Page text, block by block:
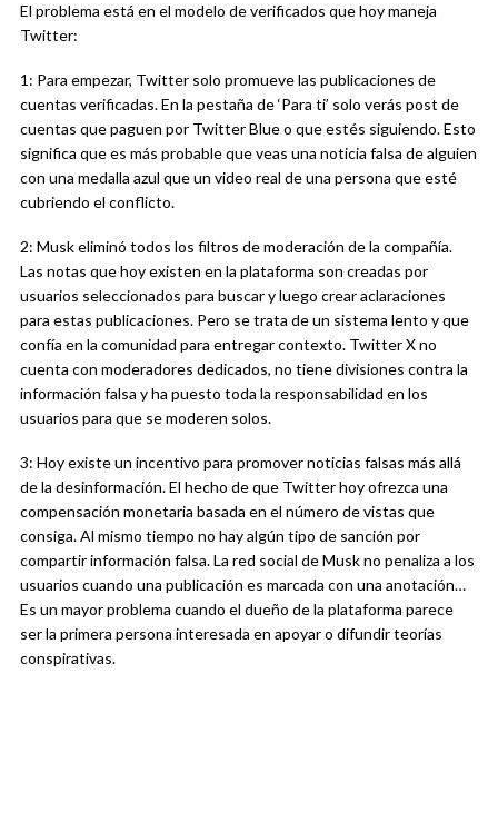
El problema está en el modelo de verificados que hoy maneja
Twitter:
1: Para empezar, Twitter solo promueve las publicaciones de
cuentas verificadas. En la pestaña de ‘Para ti’ solo verás post de
cuentas que paguen por Twitter Blue o que estés siguiendo. Esto
significa que es más probable que veas una noticia falsa de alguien
con una medalla azul que un video real de una persona que esté
cubriendo el conflicto.
2: Musk eliminó todos los filtros de moderación de la compañía.
Las notas que hoy existen en la plataforma son creadas por
usuarios seleccionados para buscar y luego crear aclaraciones
para estas publicaciones. Pero se trata de un sistema lento y que
confía en la comunidad para entregar contexto. Twitter X no
cuenta con moderadores dedicados, no tiene divisiones contra la
información falsa y ha puesto toda la responsabilidad en los
usuarios para que se moderen solos.
3: Hoy existe un incentivo para promover noticias falsas más allá
de la desinformación. El hecho de que Twitter hoy ofrezca una
compensación monetaria basada en el número de vistas que
consiga. Al mismo tiempo no hay algún tipo de sanción por
compartir información falsa. La red social de Musk no penaliza a los
usuarios cuando una publicación es marcada con una anotación…
Es un mayor problema cuando el dueño de la plataforma parece
ser la primera persona interesada en apoyar o difundir teorías
conspirativas.